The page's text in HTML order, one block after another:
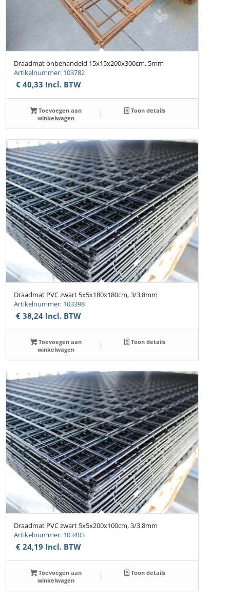
Draadmat onbehandeld 15x15x200x300cm, 5mm
Artikelnummer: 103782
€ 40,33 Incl. BTW
Toevoegen aan
winkelwagen
Toon details
Draadmat PVC zwart 5x5x180x180cm, 3/3.8mm
Artikelnummer: 103398
€ 38,24 Incl. BTW
Toevoegen aan
winkelwagen
Toon details
Draadmat PVC zwart 5x5x200x100cm, 3/3.8mm
Artikelnummer: 103403
€ 24,19 Incl. BTW
Toevoegen aan
winkelwagen
Toon details